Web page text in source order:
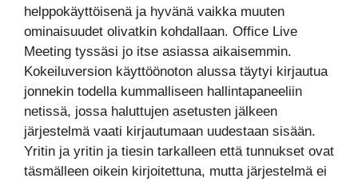
helppokäyttöisenä ja hyvänä vaikka muuten
ominaisuudet olivatkin kohdallaan. Office Live
Meeting tyssäsi jo itse asiassa aikaisemmin.
Kokeiluversion käyttöönoton alussa täytyi kirjautua
jonnekin todella kummalliseen hallintapaneeliin
netissä, jossa haluttujen asetusten jälkeen
järjestelmä vaati kirjautumaan uudestaan sisään.
Yritin ja yritin ja tiesin tarkalleen että tunnukset ovat
täsmälleen oikein kirjoitettuna, mutta järjestelmä ei